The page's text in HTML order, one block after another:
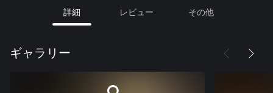
詳細 レビュー その他
ギャラリー